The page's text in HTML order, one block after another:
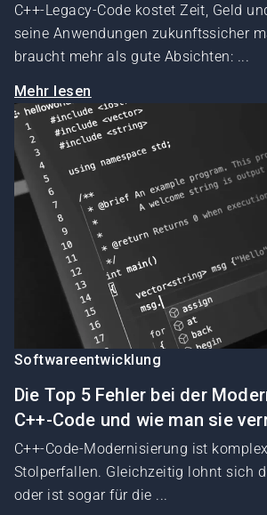
C++-Legacy-Code kostet Zeit, Geld
seine Anwendungen zukunftssicher
braucht mehr als gute Absichten: ...
Mehr lesen
Softwareentwicklung
Die Top 5 Fehler bei der
C++-Code und wie man sie
C++-Code-Modernisierung ist
Stolperfallen. Gleichzeitig lohnt sich
oder ist sogar für die ...